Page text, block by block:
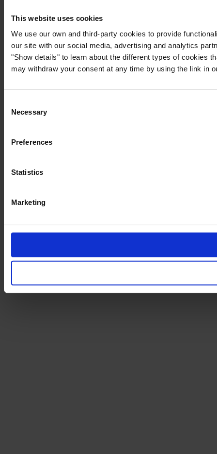
This website uses cookies
We use our own and third-party cookies to provide
our site with our social media, advertising and analytics
"Show details" to learn about the different types of cookies
may withdraw your consent at any time by using the link in
Selection
Necessary
Preferences
Statistics
Marketing